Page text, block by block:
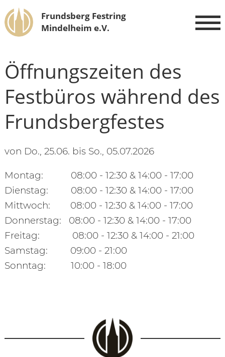
Frundsberg Festring
Mindelheim e.V.
Öffnungszeiten des
Festbüros während des
Frundsbergfestes
von Do., 25.06. bis So., 05.07.2026
Montag: 08:00 - 12:30 & 14:00 - 17:00
Dienstag: 08:00 - 12:30 & 14:00 - 17:00
Mittwoch: 08:00 - 12:30 & 14:00 - 17:00
Donnerstag: 08:00 - 12:30 & 14:00 - 17:00
Freitag: 08:00 - 12:30 & 14:00 - 21:00
Samstag: 09:00 - 21:00
Sonntag: 10:00 - 18:00